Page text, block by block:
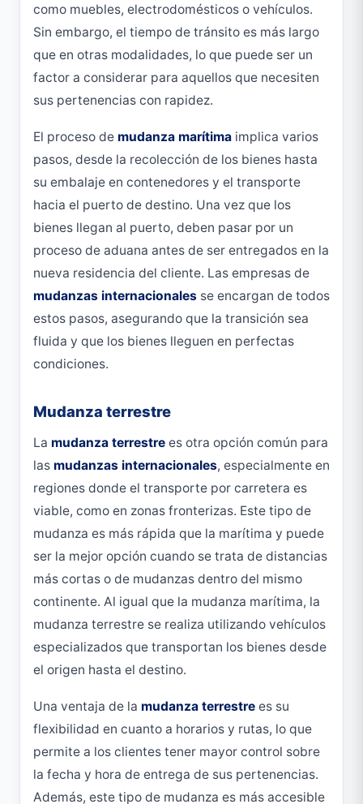
como muebles, electrodomésticos o vehículos.
Sin embargo, el tiempo de tránsito es más largo
que en otras modalidades, lo que puede ser un
factor a considerar para aquellos que necesiten
sus pertenencias con rapidez.
El proceso de mudanza marítima implica varios
pasos, desde la recolección de los bienes hasta
su embalaje en contenedores y el transporte
hacia el puerto de destino. Una vez que los
bienes llegan al puerto, deben pasar por un
proceso de aduana antes de ser entregados en la
nueva residencia del cliente. Las empresas de
mudanzas internacionales se encargan de todos
estos pasos, asegurando que la transición sea
fluida y que los bienes lleguen en perfectas
condiciones.
Mudanza terrestre
La mudanza terrestre es otra opción común para
las mudanzas internacionales, especialmente en
regiones donde el transporte por carretera es
viable, como en zonas fronterizas. Este tipo de
mudanza es más rápida que la marítima y puede
ser la mejor opción cuando se trata de distancias
más cortas o de mudanzas dentro del mismo
continente. Al igual que la mudanza marítima, la
mudanza terrestre se realiza utilizando vehículos
especializados que transportan los bienes desde
el origen hasta el destino.
Una ventaja de la mudanza terrestre es su
flexibilidad en cuanto a horarios y rutas, lo que
permite a los clientes tener mayor control sobre
la fecha y hora de entrega de sus pertenencias.
Además, este tipo de mudanza es más accesible